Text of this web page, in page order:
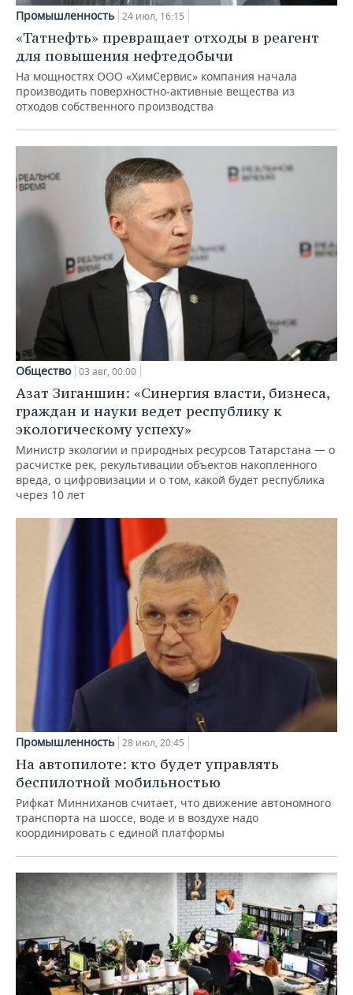
Промышленность 24 июл, 16:15
«Татнефть» превращает отходы в реагент
для повышения нефтедобычи
На мощностях ООО «ХимСервис» компания начала
производить поверхностно-активные вещества из
отходов собственного производства
Общество 03 авг, 00:00
Азат Зиганшин: «Синергия власти, бизнеса,
граждан и науки ведет республику к
экологическому успеху»
Министр экологии и природных ресурсов Татарстана — о
расчистке рек, рекультивации объектов накопленного
вреда, о цифровизации и о том, какой будет республика
через 10 лет
Промышленность 28 июл, 20:45
На автопилоте: кто будет управлять
беспилотной мобильностью
Рифкат Минниханов считает, что движение автономного
транспорта на шоссе, воде и в воздухе надо
координировать с единой платформы